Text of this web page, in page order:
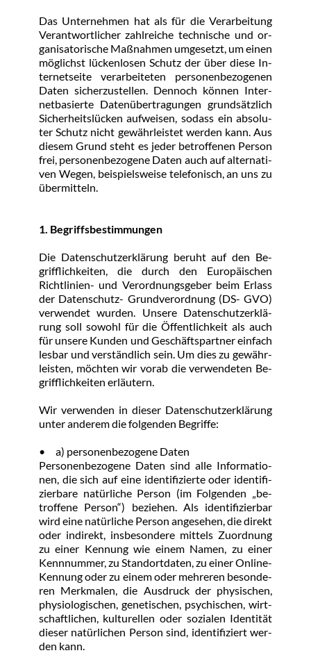
Das Un­ter­neh­men hat als für die Ver­ar­bei­tung
Ver­ant­wort­li­cher zahl­rei­che tech­ni­sche und or­
ga­ni­sa­to­ri­sche Maß­nah­men um­ge­setzt, um ei­nen
mög­lichst lü­cken­lo­sen Schutz der über die­se In­
ter­net­sei­te ver­ar­bei­te­ten per­so­nen­be­zo­ge­nen
Da­ten si­cher­zu­stel­len. Den­noch kön­nen In­ter­
net­ba­sier­te Da­ten­über­tra­gun­gen grund­sätz­lich
Si­cher­heits­lü­cken auf­wei­sen, so­dass ein ab­so­lu­
ter Schutz nicht ge­währ­leis­tet wer­den kann. Aus
die­sem Grund steht es je­der be­trof­fe­nen Per­son
frei, per­so­nen­be­zo­ge­ne Da­ten auch auf al­ter­na­ti­
ven We­gen, bei­spiels­wei­se te­le­fo­nisch, an uns zu
über­mit­teln.
1. Be­griffs­be­stim­mun­gen
Die Da­ten­schutz­er­klä­rung be­ruht auf den Be­
grifflich­kei­ten, die durch den Eu­ro­päi­schen
Richt­li­ni­en- und Ver­ord­nungs­ge­ber beim Er­lass
der Da­ten­schutz- Grund­ver­ord­nung (DS- GVO)
ver­wen­det wur­den. Un­se­re Da­ten­schutz­er­klä­
rung soll so­wohl für die Öf­f­ent­lich­keit als auch
für un­se­re Kun­den und Ge­schäfts­part­ner ein­fach
les­bar und ver­ständ­lich sein. Um dies zu ge­währ­
leis­ten, möch­ten wir vor­ab die ver­wen­de­ten Be­
grifflich­kei­ten er­läu­tern.
Wir ver­wen­den in die­ser Da­ten­schutz­er­klä­rung
un­ter an­de­rem die fol­gen­den Be­grif­fe:
•	a) per­so­nen­be­zo­ge­ne Da­ten
Per­so­nen­be­zo­ge­ne Da­ten sind al­le In­for­ma­tio­
nen, die sich auf ei­ne iden­ti­fi­zier­te oder iden­ti­fi­
zier­ba­re na­tür­li­che Per­son (im Fol­gen­den „be­
trof­fe­ne Per­son“) be­zie­hen. Als iden­ti­fi­zier­bar
wird ei­ne na­tür­li­che Per­son an­ge­se­hen, die di­rekt
oder in­di­rekt, ins­be­son­de­re mit­tels Zu­ord­nung
zu ei­ner Ken­nung wie ei­nem Na­men, zu ei­ner
Kenn­num­mer, zu Stand­ort­da­ten, zu ei­ner On­line-
Ken­nung oder zu ei­nem oder meh­re­ren be­son­de­
ren Merk­ma­len, die Aus­druck der phy­si­schen,
phy­sio­lo­gi­schen, ge­ne­ti­schen, psy­chi­schen, wirt­
schaft­li­chen, kul­tu­rel­len oder so­zia­len Iden­ti­tät
die­ser na­tür­li­chen Per­son sind, iden­ti­fi­ziert wer­
den kann.